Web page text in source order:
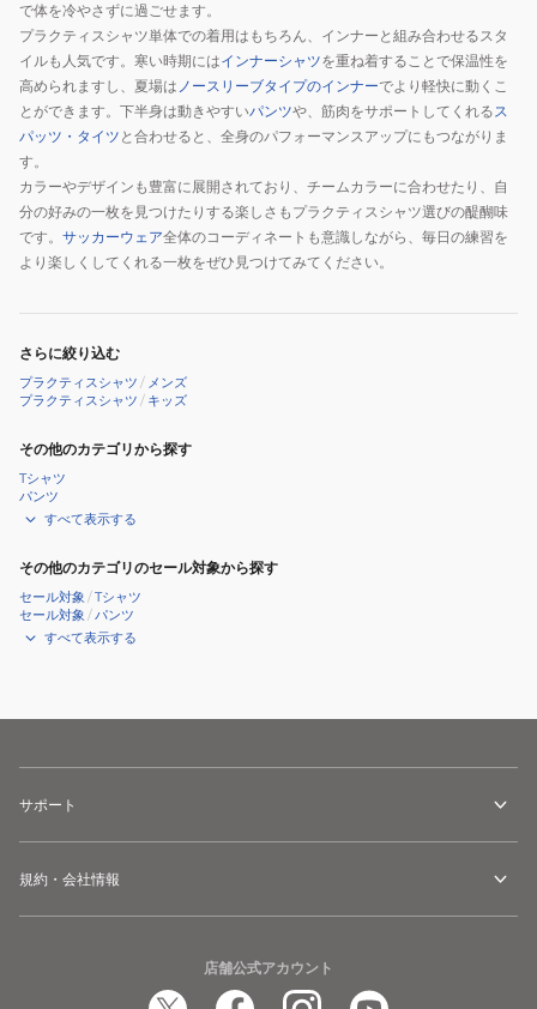
で体を冷やさずに過ごせます。
プラクティスシャツ単体での着用はもちろん、インナーと組み合わせるスタ
イルも人気です。寒い時期にはインナーシャツを重ね着することで保温性を
高められますし、夏場は ノースリーブタイプのインナーでより軽快に動くこ
とができます。下半身は動きやすいパンツや、筋肉をサポートしてくれるス
パッツ・タイツ と合わせると、全身のパフォーマンスアップにもつながりま
す。
カラーやデザインも豊富に展開されており、チームカラーに合わせたり、自
分の好みの一枚を見つけたりする楽しさもプラクティスシャツ選びの醍醐味
です。 サッカーウェア全体のコーディネートも意識しながら、毎日の練習を
より楽しくしてくれる一枚をぜひ見つけてみてください。
さらに絞り込む
プラクティスシャツ / メンズ
プラクティスシャツ / キッズ
その他のカテゴリから探す
Tシャツ
パンツ
すべて表示する
その他のカテゴリのセール対象から探す
セール対象 /Tシャツ
セール対象 /パンツ
すべて表示する
サポート
規約・会社情報
店舗公式アカウント